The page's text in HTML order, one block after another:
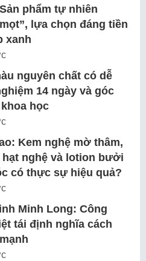
phẩm tự nhiên
lựa chọn đáng tiền
xanh
nguyên chất có dễ
14 ngày và góc
học
Kem nghệ mờ thâm,
nghệ và lotion bưởi
có thực sự hiệu quả?
Minh Long: Công
tái định nghĩa cách